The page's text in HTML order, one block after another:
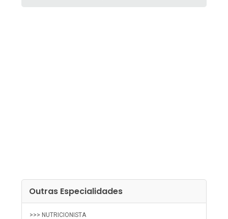
Outras Especialidades
>>> NUTRICIONISTA